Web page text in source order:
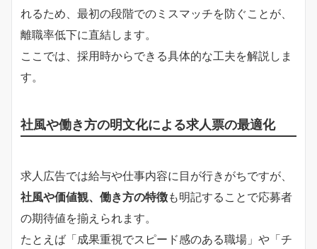
れるため、最初の段階でのミスマッチを防ぐことが、
離職率低下に直結します。
ここでは、採用時からできる具体的な工夫を解説しま
す。
社風や働き方の明文化による求人票の最適化
求人広告では給与や仕事内容に目が行きがちですが、
社風や価値観、働き方の特徴も明記することで応募者
の期待値を揃えられます。
たとえば「成果重視でスピード感のある職場」や「チ